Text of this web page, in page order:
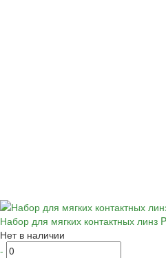
Набор для мягких контактных линз
Нет в наличии
-